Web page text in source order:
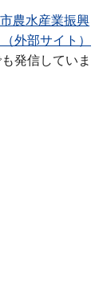
農水産業振興
外部サイト）
発信していま